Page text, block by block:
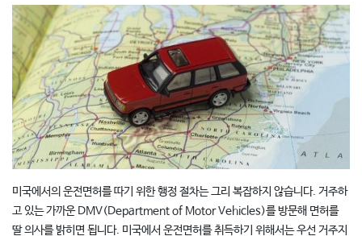
미국에서의 운전면허를 따기 위한 행정 절차는 그리 복잡하지 않습니다. 거주하
고 있는 가까운 DMV(Department of Motor Vehicles)를 방문해 면허를
딸 의사를 밝히면 됩니다. 미국에서 운전면허를 취득하기 위해서는 우선 거주지